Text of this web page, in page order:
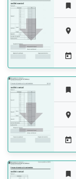








